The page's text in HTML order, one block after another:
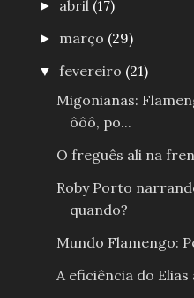
► abril (17)
► março (29)
▼fevereiro (21)
Migonianas:
ôôô, po...
O freguês ali na
Roby Porto
quando?
Mundo Flamengo:
A eficiência do